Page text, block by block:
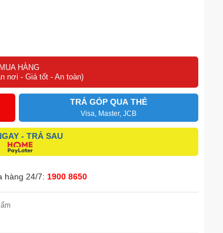
MUA HÀNG
nơi - Giá tốt - An toàn)
TRẢ GÓP QUA THẺ
Visa, Master, JCB
- TRẢ SAU
hàng 24/7: 1900 8650